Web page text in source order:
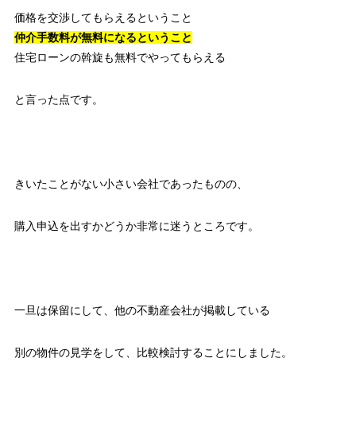
価格を交渉してもらえるということ
仲介手数料が無料になるということ
住宅ローンの斡旋も無料でやってもらえる
と言った点です。
きいたことがない小さい会社であったものの、
購入申込を出すかどうか非常に迷うところです。
一旦は保留にして、他の不動産会社が掲載している
別の物件の見学をして、比較検討することにしました。